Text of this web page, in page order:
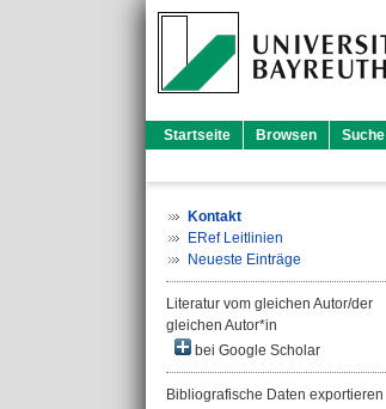
Startseite Browsen Suche
Kontakt
ERef Leitlinien
Neueste Einträge
Literatur vom gleichen Autor/der
gleichen Autor*in
bei Google Scholar
Bibliografische Daten exportieren